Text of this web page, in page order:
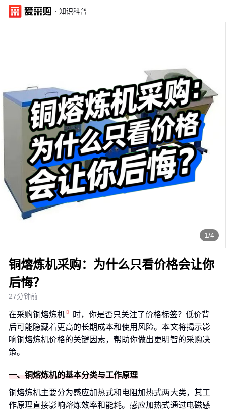
· 知识科普
1/4
铜熔炼机采购：为什么只看价格会让你
后悔？
27分钟前
在采购铜熔炼机
时，你是否只关注了价格标签？低价背
后可能隐藏着更高的长期成本和使用风险。本文将揭示影
响铜熔炼机价格的关键因素，帮助你做出更明智的采购决
策。
一、铜熔炼机的基本分类与工作原理
铜熔炼机主要分为感应加热式和电阻加热式两大类，其工
作原理直接影响熔炼效率和能耗。感应加热式通过电磁感